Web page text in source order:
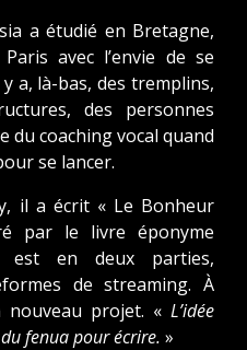
a étudié en Bretagne,
avec l’envie de se
a, là-bas, des tremplins,
des personnes
du coaching vocal quand
se lancer.
il a écrit « Le Bonheur
par le livre éponyme
est en deux parties,
de streaming. À
projet. « L’idée
du fenua pour écrire. »